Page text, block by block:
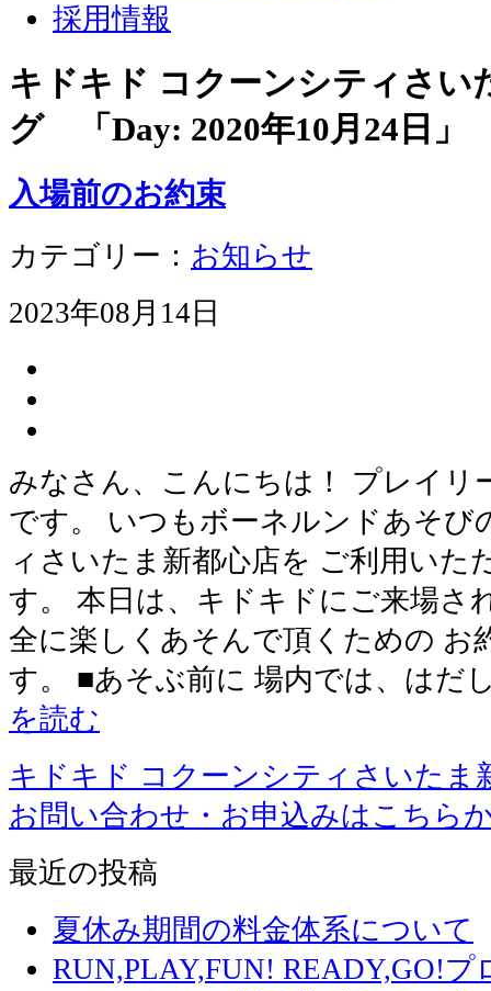
採用情報
キドキド コクーンシティさい
グ 「Day: 2020年10月24日 」
入場前のお約束
カテゴリー： お知らせ
2023年08月14日
みなさん、こんにちは！ プレイリ
です。 いつもボーネルンドあそび
ィさいたま新都心店を ご利用いた
す。 本日は、キドキドにご来場さ
全に楽しくあそんで頂くための お
す。 ■あそぶ前に 場内では、はだ
を読む
キドキド コクーンシティさいたま
お問い合わせ・お申込みはこちら
最近の投稿
夏休み期間の料金体系について
RUN,PLAY,FUN! READY,GO!